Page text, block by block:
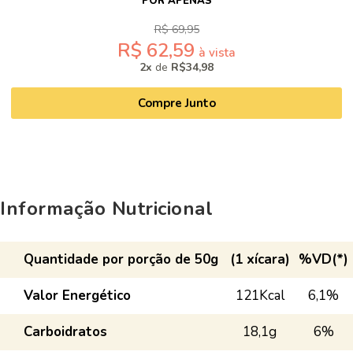
R$ 69,95
R$ 62,59 à vista
2x de R$34,98
Compre Junto
Informação Nutricional
Quantidade por porção de 50g (1 xícara) %VD(*)
Valor Energético
121Kcal
6,1%
Carboidratos
18,1g
6%